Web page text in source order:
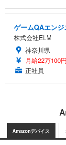
ゲームQAエン
株式会社ELM
神奈川県
月給22万100
正社員
Amazonデバイス